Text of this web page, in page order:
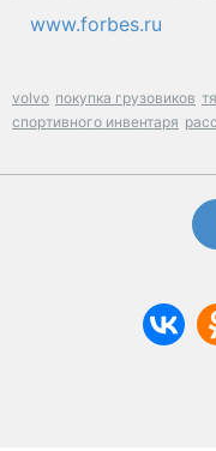
www.forbes.ru
volvo покупка грузовиков
спортивного инвентаря